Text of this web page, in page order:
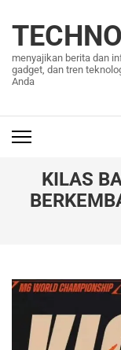
konten
(Tekan
Enter)
menyajikan berita dan
gadget, dan tren
Anda
KILAS